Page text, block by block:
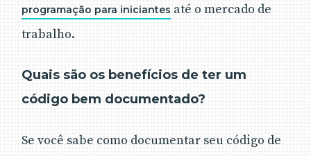
programação para iniciantes até o mercado de
trabalho.
Quais são os benefícios de ter um
código bem documentado?
Se você sabe como documentar seu código de